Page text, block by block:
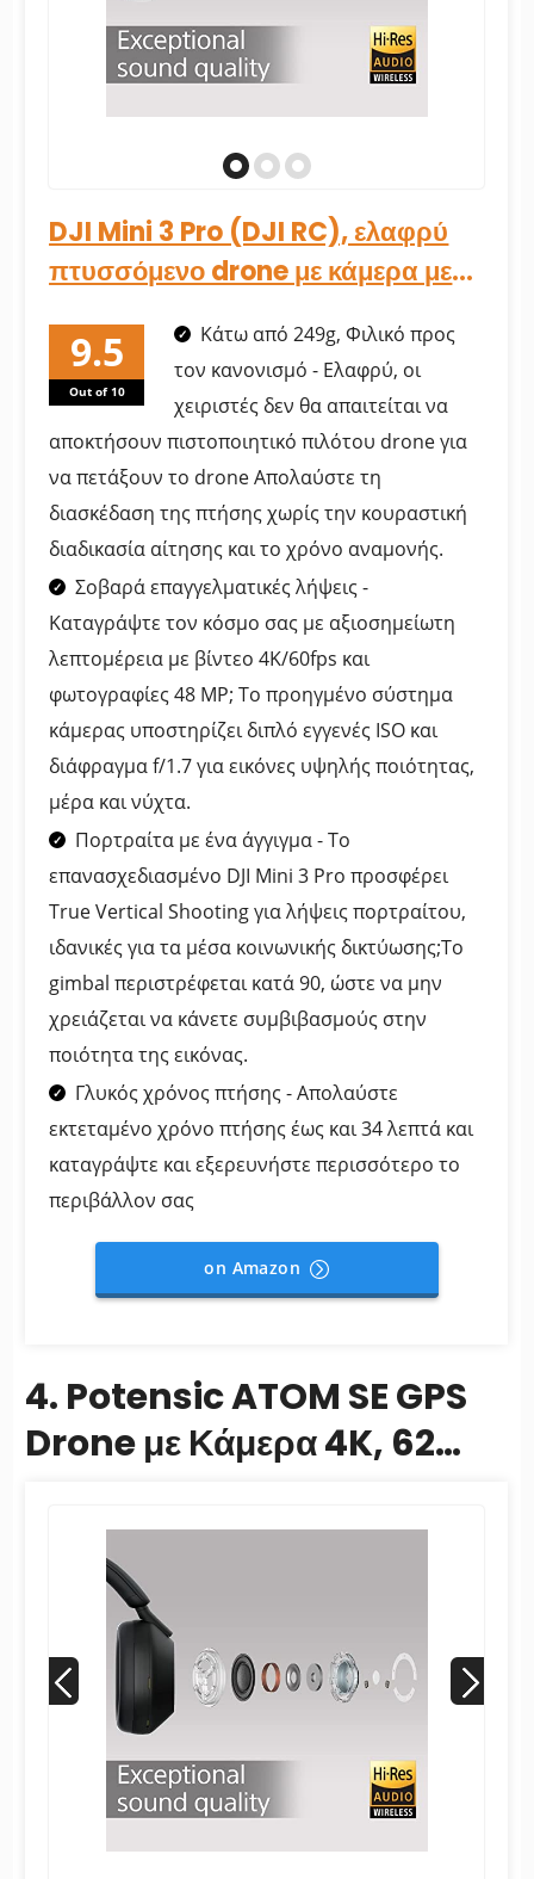
DJI Mini 3 Pro (DJI RC), ελαφρύ
πτυσσόμενο drone με κάμερα με
Out of 10
Κάτω από 249g, Φιλικό προς
τον κανονισμό - Ελαφρύ, οι
χειριστές δεν θα απαιτείται να
αποκτήσουν πιστοποιητικό πιλότου drone για
να πετάξουν το drone Απολαύστε τη
διασκέδαση της πτήσης χωρίς την κουραστική
διαδικασία αίτησης και το χρόνο αναμονής.
Σοβαρά επαγγελματικές λήψεις -
Καταγράψτε τον κόσμο σας με αξιοσημείωτη
λεπτομέρεια με βίντεο 4K/60fps και
φωτογραφίες 48 MP; Το προηγμένο σύστημα
κάμερας υποστηρίζει διπλό εγγενές ISO και
διάφραγμα f/1.7 για εικόνες υψηλής ποιότητας,
μέρα και νύχτα.
Πορτραίτα με ένα άγγιγμα - Το
επανασχεδιασμένο DJI Mini 3 Pro προσφέρει
True Vertical Shooting για λήψεις πορτραίτου,
ιδανικές για τα μέσα κοινωνικής δικτύωσης;Το
gimbal περιστρέφεται κατά 90, ώστε να μην
χρειάζεται να κάνετε συμβιβασμούς στην
ποιότητα της εικόνας.
Γλυκός χρόνος πτήσης - Απολαύστε
εκτεταμένο χρόνο πτήσης έως και 34 λεπτά και
καταγράψτε και εξερευνήστε περισσότερο το
περιβάλλον σας
on Amazon
4. Potensic ATOM SE GPS
Drone με Κάμερα 4K, 62
249 g, 4KM...